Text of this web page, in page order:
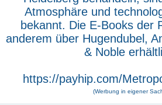
Atmosphäre und
bekannt. Die E-Books der
anderem über Hugendubel,
& Noble
https://payhip.com/
(Werbung in eigener